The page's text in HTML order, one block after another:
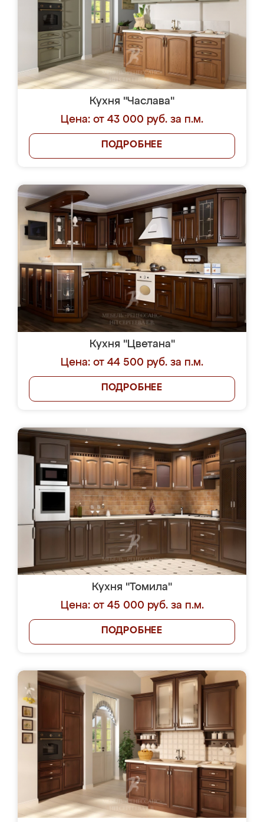
Кухня "Часлава"
Цена: от 43 000 руб. за п.м.
ПОДРОБНЕЕ
Кухня "Цветана"
Цена: от 44 500 руб. за п.м.
ПОДРОБНЕЕ
Кухня "Томила"
Цена: от 45 000 руб. за п.м.
ПОДРОБНЕЕ